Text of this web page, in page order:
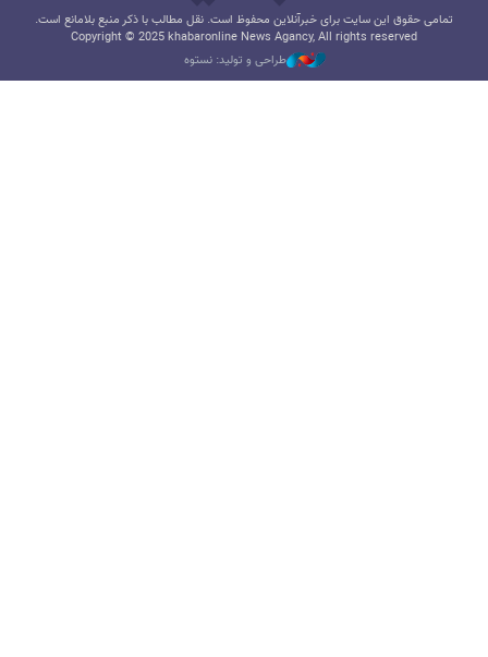
تمامی حقوق این سایت برای خبرآنلاین محفوظ است. نقل مطالب با ذکر منبع بلامانع است.
Copyright © 2025 khabaronline News Agancy, All rights reserved
طراحی و تولید: نستوه